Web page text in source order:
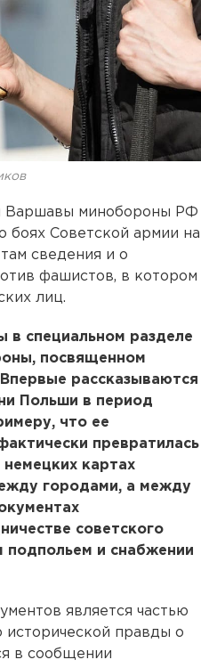
Варшавы минобороны РФ
боях Советской армии на
сведения и о
фашистов, в котором
лиц.
в специальном разделе
посвященном
рассказываются
Польши в период
что ее
превратилась
немецких картах
городами, а между
советского
подпольем и снабжении
является частью
правды о
в сообщении